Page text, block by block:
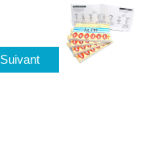
Suivant